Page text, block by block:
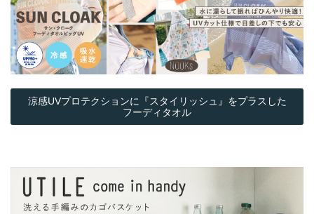
涼感UVプロテクションに『スタイリッシュ』をプラスした
フーディタオル